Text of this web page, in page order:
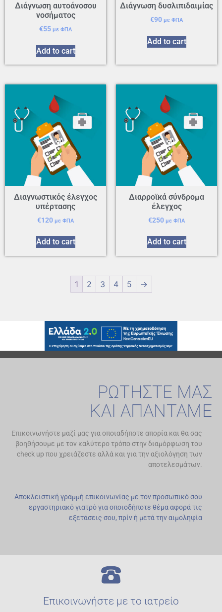
Διάγνωση αυτοάνοσου
νοσήματος
€55 με ΦΠΑ
Add to cart
Διάγνωση δυσλιπιδαιμίας
€90 με ΦΠΑ
Add to cart
Διαγνωστικός έλεγχος
υπέρτασης
€120 με ΦΠΑ
Add to cart
Διαρροϊκά σύνδρομα
έλεγχος
€250 με ΦΠΑ
Add to cart
1 2 3 4 5 →
ΡΩΤΗΣΤΕ ΜΑΣ
ΚΑΙ ΑΠΑΝΤΑΜΕ
Επικοινωνήστε μαζί μας για οποιαδήποτε απορία και θα σας
βοηθήσουμε με τον καλύτερο τρόπο στην διαμόρφωση του
check up που χρειάζεστε αλλά και για την αξιολόγηση των
αποτελεσμάτων.
Αποκλειστική γραμμή επικοινωνίας με τον προσωπικό σου
εργαστηριακό γιατρό για οποιοδήποτε θέμα αφορά τις
εξετάσεις σου, πρίν ή μετά την αιμοληψία
Επικοινωνήστε με το ιατρείο